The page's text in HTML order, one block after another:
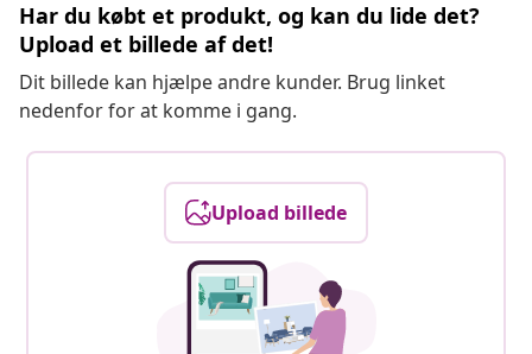
Har du købt et produkt, og kan du lide det?
Upload et billede af det!
Dit billede kan hjælpe andre kunder. Brug linket
nedenfor for at komme i gang.
Upload billede